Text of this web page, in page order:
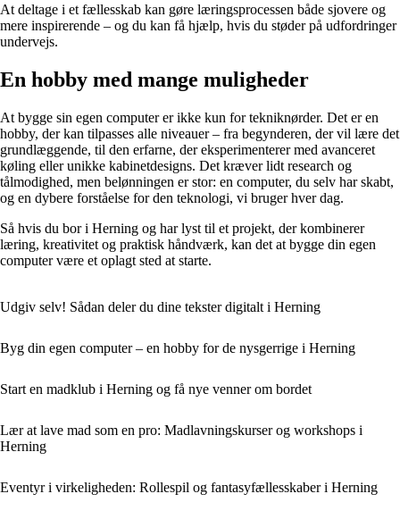
At deltage i et fællesskab kan gøre læringsprocessen både sjovere og
mere inspirerende – og du kan få hjælp, hvis du støder på udfordringer
undervejs.
En hobby med mange muligheder
At bygge sin egen computer er ikke kun for tekniknørder. Det er en
hobby, der kan tilpasses alle niveauer – fra begynderen, der vil lære det
grundlæggende, til den erfarne, der eksperimenterer med avanceret
køling eller unikke kabinetdesigns. Det kræver lidt research og
tålmodighed, men belønningen er stor: en computer, du selv har skabt,
og en dybere forståelse for den teknologi, vi bruger hver dag.
Så hvis du bor i Herning og har lyst til et projekt, der kombinerer
læring, kreativitet og praktisk håndværk, kan det at bygge din egen
computer være et oplagt sted at starte.
Udgiv selv! Sådan deler du dine tekster digitalt i Herning
Byg din egen computer – en hobby for de nysgerrige i Herning
Start en madklub i Herning og få nye venner om bordet
Lær at lave mad som en pro: Madlavningskurser og workshops i
Herning
Eventyr i virkeligheden: Rollespil og fantasyfællesskaber i Herning